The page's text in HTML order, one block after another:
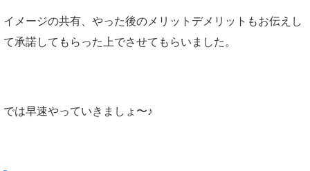
イメージの共有、やった後のメリットデメリットもお伝えし
て承諾してもらった上でさせてもらいました。
では早速やっていきましょ〜♪